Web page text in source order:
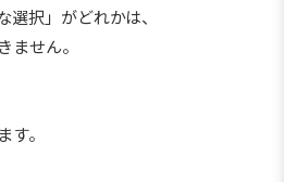
選択」がどれかは、
ません。
。